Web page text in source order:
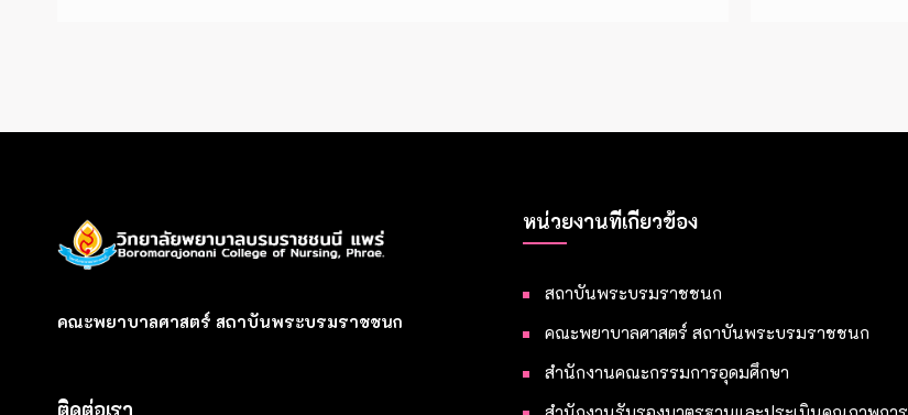
คณะพยาบาลศาสตร์ สถาบันพระบรมราชชนก
หน่วยงานที่เกี่ยวข้อง
สถาบันพระบรมราชชนก
คณะพยาบาลศาสตร์ สถาบันพระบรมราชชนก
สำนักงานคณะกรรมการอุดมศึกษา